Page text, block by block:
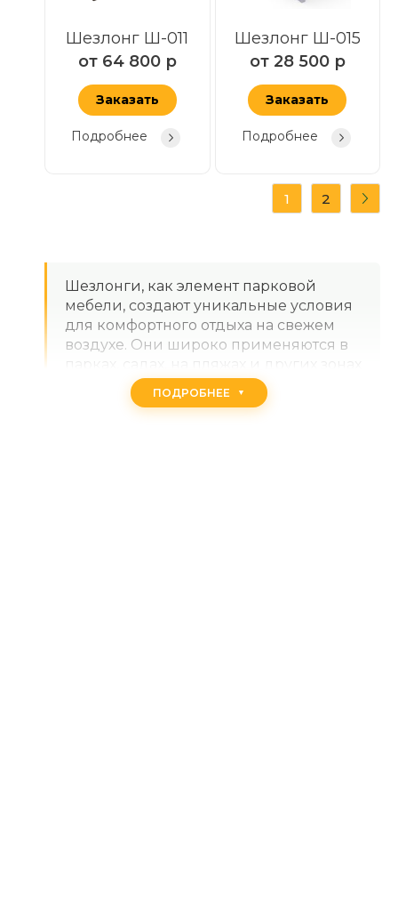
Шезлонг Ш-011
от 64 800 р
Заказать
Подробнее
Шезлонг Ш-015
от 28 500 р
Заказать
Подробнее
1 2
Шезлонги, как элемент парковой
мебели, создают уникальные условия
для комфортного отдыха на свежем
воздухе. Они широко применяются в
отдыха. В современном городском
пространстве шезлонги не только
ПОДРОБНЕЕ